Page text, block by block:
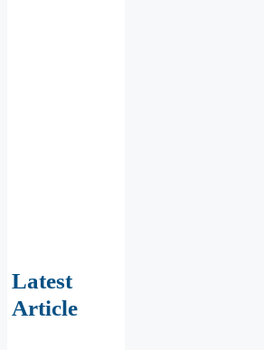
Latest
Article